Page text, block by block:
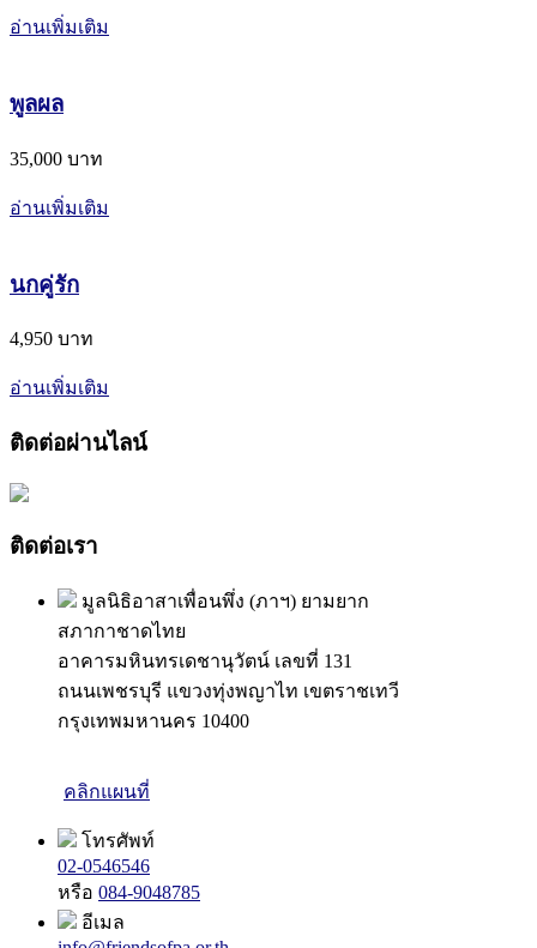
อ่านเพิ่มเติม
พูลผล
35,000 บาท
อ่านเพิ่มเติม
นกคู่รัก
4,950 บาท
อ่านเพิ่มเติม
ติดต่อผ่านไลน์
ติดต่อเรา
มูลนิธิอาสาเพื่อนพึ่ง (ภาฯ) ยามยาก
สภากาชาดไทย
อาคารมหินทรเดชานุวัตน์ เลขที่ 131
ถนนเพชรบุรี แขวงทุ่งพญาไท เขตราชเทวี
กรุงเทพมหานคร 10400
คลิกแผนที่
โทรศัพท์
02-0546546
หรือ 084-9048785
อีเมล